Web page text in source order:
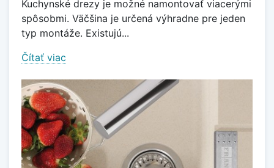
Kuchynské drezy je možné namontovať viacerými
spôsobmi. Väčšina je určená výhradne pre jeden
typ montáže. Existujú...
Čítať viac